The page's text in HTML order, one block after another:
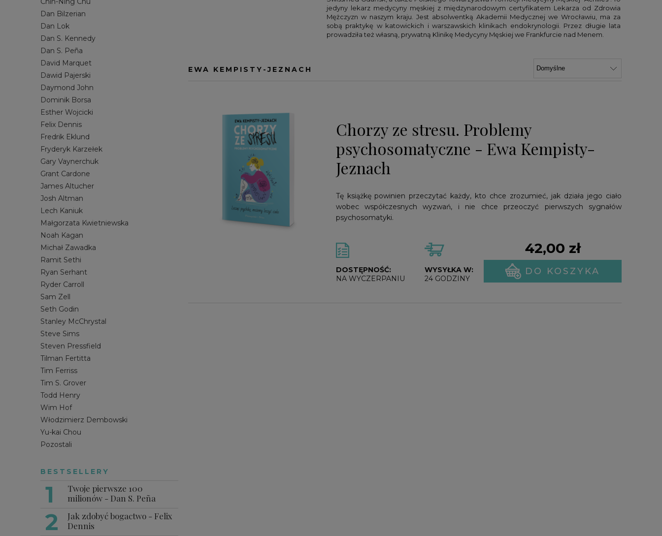
MORSOWANIE
ROZWÓJ I PSYCHOLOGIA
SAMOROZWÓJ
SPRZEDAŻ
ZARZĄDZANIE
JOSH ALTMAN
MAŁGORZATA KWIETNIEWSKA
NOAH KAGAN
RAMIT SETHI
RYAN SERHANT
SETH GODIN
STEVEN PRESSFIELD
TILMAN FERTITTA
TIM FERRISS
TIM S. GROVER
WŁODZIMIERZ DEMBOWSKI
Dan Bilzerian
Dan Lok
Dan S. Kennedy
Dan S. Peña
David Marquet
Dawid Pajerski
Daymond John
Dominik Borsa
Esther Wojcicki
Felix Dennis
Fredrik Eklund
Fryderyk Karzełek
Gary Vaynerchuk
Grant Cardone
James Altucher
Josh Altman
Lech Kaniuk
Małgorzata Kwietniewska
Noah Kagan
Michał Zawadka
Ramit Sethi
Ryan Serhant
Ryder Carroll
Sam Zell
Seth Godin
Stanley McChrystal
Steve Sims
Steven Pressfield
Tilman Fertitta
Tim Ferriss
Tim S. Grover
Todd Henry
Wim Hof
Włodzimierz Dembowski
Yu-kai Chou
Pozostali
BESTSELLERY
Twoje pierwsze 100
milionów - Dan S. Peña
Jak zdobyć bogactwo - Felix
Dennis
jedyny lekarz medycyny męskiej z międzynarodowym certyfikatem Lekarza od Zdrowia
Mężczyzn w naszym kraju. Jest absolwentką Akademii Medycznej we Wrocławiu, ma za
sobą praktykę w katowickich i warszawskich klinikach endokrynologii. Przez długie lata
prowadziła też własną, prywatną Klinikę Medycyny Męskiej we Frankfurcie nad Menem.
EWA KEMPISTY-JEZNACH
Chorzy ze stresu. Problemy
psychosomatyczne - Ewa Kempisty-
Jeznach
Tę książkę powinien przeczytać każdy, kto chce zrozumieć, jak działa jego ciało
wobec współczesnych wyzwań, i nie chce przeoczyć pierwszych sygnałów
psychosomatyki.
DOSTĘPNOŚĆ:
NA WYCZERPANIU
WYSYŁKA W:
24 GODZINY
42,00 zł
DO KOSZYKA